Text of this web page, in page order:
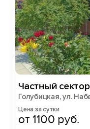
Частный
Голубицкая, ул.
Цена за сутки
от 1100 руб.